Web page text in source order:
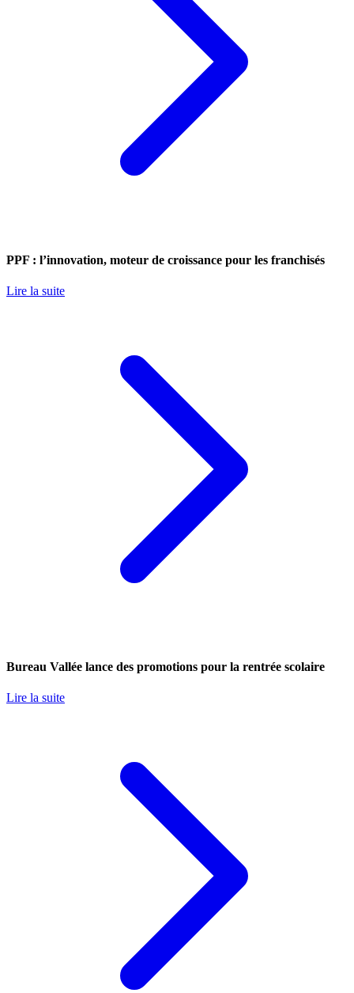
PPF : l’innovation, moteur de croissance pour les franchisés
Lire la suite
Bureau Vallée lance des promotions pour la rentrée scolaire
Lire la suite